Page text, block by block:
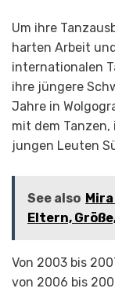
Um ihre
harten Arbeit
internationalen
ihre jüngere
Jahre in
mit dem
jungen Leuten
See also
Eltern,
Von 2003 bis
von 2006 bis